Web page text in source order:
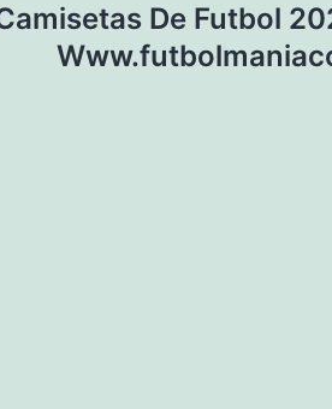
De Futbol